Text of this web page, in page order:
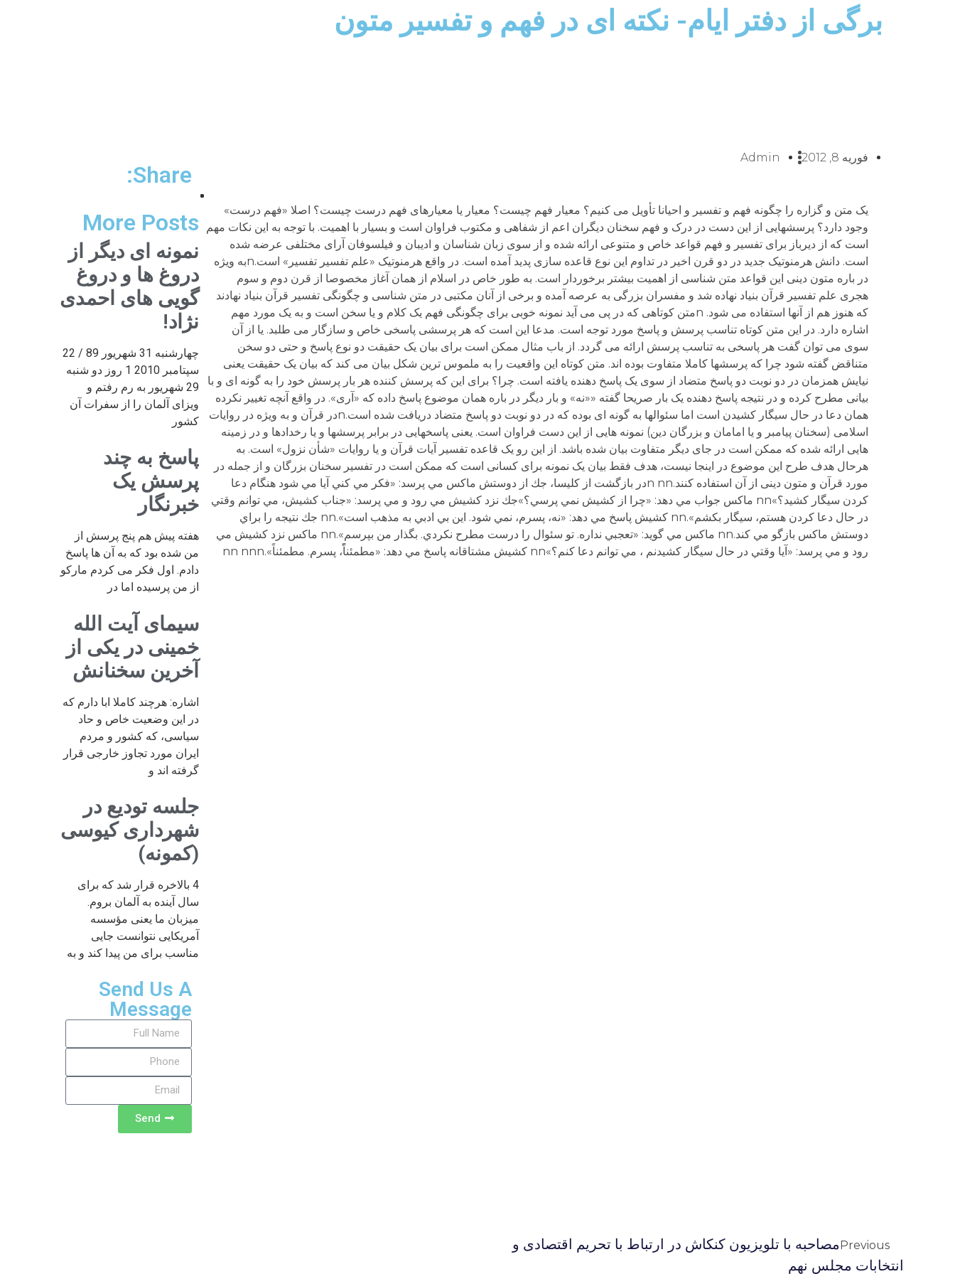
برگی از دفتر ایام- نکته ای در فهم و تفسیر متون
فوریه 8, 2012 Admin
یک متن و گزاره را چگونه فهم و تفسیر و احیانا تأویل می کنیم؟ معیار فهم چیست؟ معیار یا معیارهای فهم درست چیست؟ اصلا «فهم درست»
وجود دارد؟ پرسشهایی از این دست در درک و فهم سخنان دیگران اعم از شفاهی و مکتوب فراوان است و بسیار با اهمیت. با توجه به این نکات مهم
است که از دیرباز برای تفسیر و فهم قواعد خاص و متنوعی ارائه شده و از سوی زبان شناسان و ادیبان و فیلسوفان آرای مختلفی عرضه شده
است. دانش هرمنوتیک جدید در دو قرن اخیر در تداوم این نوع قاعده سازی پدید آمده است. در واقع هرمنوتیک «علم تفسیر تفسیر» است.nبه ویژه
در باره متون دینی این قواعد متن شناسی از اهمیت بیشتر برخوردار است. به طور خاص در اسلام از همان آغاز مخصوصا از قرن دوم و سوم
هجری علم تفسیر قرآن بنیاد نهاده شد و مفسران بزرگی به عرصه آمده و برخی از آنان مکتبی در متن شناسی و چگونگی تفسیر قرآن بنیاد نهادند
که هنوز هم از آنها استفاده می شود. nمتن کوتاهی که در پی می آید نمونه خوبی برای چگونگی فهم یک کلام و یا سخن است و به یک مورد مهم
اشاره دارد. در این متن کوتاه تناسب پرسش و پاسخ مورد توجه است. مدعا این است که هر پرسشی پاسخی خاص و سازگار می طلبد. یا از آن
سوی می توان گفت هر پاسخی به تناسب پرسش ارائه می گردد. از باب مثال ممکن است برای بیان یک حقیقت دو نوع پاسخ و حتی دو سخن
متناقض گفته شود چرا که پرسشها کاملا متفاوت بوده اند. متن کوتاه این واقعیت را به ملموس ترین شکل بیان می کند که بیان یک حقیقت یعنی
نیایش همزمان در دو نوبت دو پاسخ متضاد از سوی یک پاسخ دهنده یافته است. چرا؟ برای این که پرسش کننده هر بار پرسش خود را به گونه ای و با
بیانی مطرح کرده و در نتیجه پاسخ دهنده یک بار صریحا گفته ««نه» و بار دیگر در باره همان موضوع پاسخ داده که «آری». در واقع آنچه تغییر نکرده
همان دعا در حال سیگار کشیدن است اما سئوالها به گونه ای بوده که در دو نوبت دو پاسخ متضاد دریافت شده است.nدر قرآن و به ویژه در روایات
اسلامی (سخنان پیامبر و یا امامان و بزرگان دین) نمونه هایی از این دست فراوان است. یعنی پاسخهایی در برابر پرسشها و یا رخدادها و در زمینه
هایی ارائه شده که ممکن است در جای دیگر متفاوت بیان شده باشد. از این رو یک قاعده تفسیر آیات قرآن و یا روایات «شأن نزول» است. به
هرحال هدف طرح این موضوع در اینجا نیست، هدف فقط بیان یک نمونه برای کسانی است که ممکن است در تفسیر سخنان بزرگان و از جمله در
مورد قرآن و متون دینی از آن استفاده کنند.n nnدر بازگشت از كليسا، جك از دوستش ماكس مي پرسد: «فكر مي كني آيا مي شود هنگام دعا
كردن سيگار كشيد؟»nn ماكس جواب مي دهد: «چرا از كشيش نمي پرسي؟»جك نزد كشيش مي رود و مي پرسد: «جناب كشيش، مي توانم وقتي
در حال دعا كردن هستم، سيگار بكشم».nn كشيش پاسخ مي دهد: «نه، پسرم، نمي شود. اين بي ادبي به مذهب است».nn جك نتيجه را براي
دوستش ماكس بازگو مي كند.nn ماكس مي گويد: «تعجبي نداره. تو سئوال را درست مطرح نكردي. بگذار من بپرسم».nn ماكس نزد كشيش مي
رود و مي پرسد: «آيا وقتي در حال سيگار كشيدنم ، مي توانم دعا كنم؟»nn كشيش مشتاقانه پاسخ مي دهد: «مطمئناًً، پسرم. مطمئناً».nn nnn
Share:
More Posts
نمونه ای دیگر از
دروغ ها و دروغ
گویی های احمدی
نژاد!
چهارشنبه 31 شهریور 89 / 22
سپتامبر 2010 1 روز دو شنبه
29 شهریور به رم رفتم و
ویزای آلمان را از سفرات آن
کشور
پاسخ به چند
پرسش یک
خبرنگار
هفته پیش هم پنج پرسش از
من شده بود که به آن ها پاسخ
دادم. اول فکر می کردم مارکو
از من پرسیده اما در
سیمای آیت الله
خمینی در یکی از
آخرین سخنانش
اشاره: هرچند کاملا ابا دارم که
در این وضعیت خاص و حاد
سیاسی، که کشور و مردم
ایران مورد تجاوز خارجی قرار
گرفته اند و
جلسه تودیع در
شهرداری کیوسی
(کمونه)
4 بالاخره قرار شد که برای
سال آینده به آلمان بروم.
میزبان ما یعنی مؤسسه
آمریکایی نتوانست جایی
مناسب برای من پیدا کند و به
Send Us A
Message
Send
Previousمصاحبه با تلويزيون كنكاش در ارتباط با تحریم اقتصادی و
انتخابات مجلس نهم